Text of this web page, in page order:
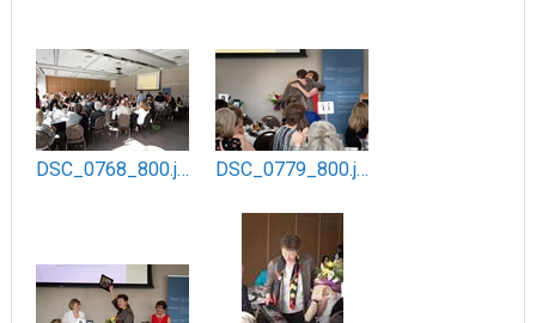
DSC_0768_800.jpg DSC_0779_800.jpg